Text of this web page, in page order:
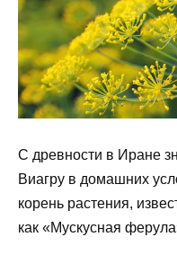
С древности в Иране
Виагру в домашних
корень растения,
как «Мускусная